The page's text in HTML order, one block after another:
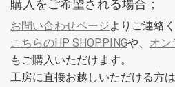
購入をご希望される場合；
お問い合わせページよりご連絡
こちらのHP SHOPPINGや、 オン
もご購入いただけます。
工房に直接お越しいただける方